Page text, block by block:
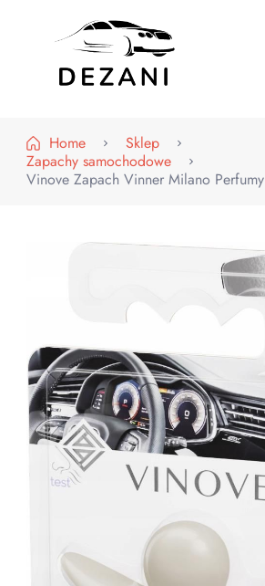
Home
Sklep
Zapachy samochodowe
Vinove Zapach Vinner Milano Perfumy